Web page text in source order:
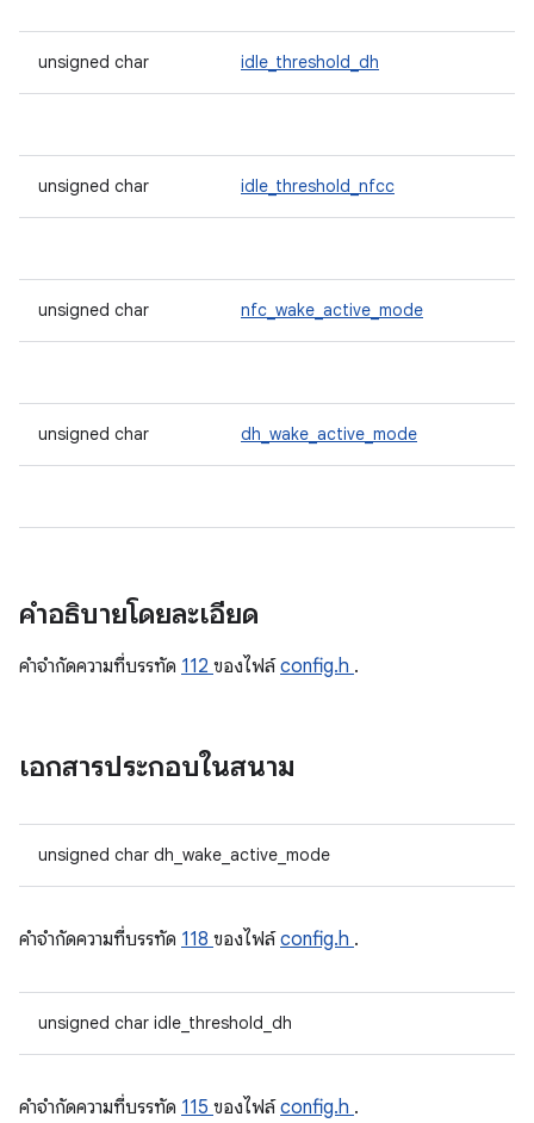
unsigned char idle_threshold_dh
unsigned char idle_threshold_nfcc
unsigned char nfc_wake_active_mode
unsigned char dh_wake_active_mode
คำอธิบายโดยละเอียด
คําจํากัดความที่บรรทัด 112 ของไฟล์config.h .
เอกสารประกอบในสนาม
unsigned char dh_wake_active_mode
คําจํากัดความที่บรรทัด 118 ของไฟล์config.h .
unsigned char idle_threshold_dh
คําจํากัดความที่บรรทัด 115 ของไฟล์config.h .